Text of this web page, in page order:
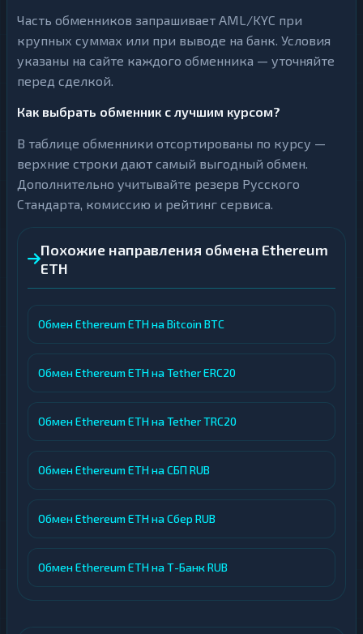
Часть обменников запрашивает AML/KYC при
крупных суммах или при выводе на банк. Условия
указаны на сайте каждого обменника — уточняйте
перед сделкой.
Как выбрать обменник с лучшим курсом?
В таблице обменники отсортированы по курсу —
верхние строки дают самый выгодный обмен.
Дополнительно учитывайте резерв Русского
Стандарта, комиссию и рейтинг сервиса.
Похожие направления обмена Ethereum
ETH
Обмен Ethereum ETH на Bitcoin BTC
Обмен Ethereum ETH на Tether ERC20
Обмен Ethereum ETH на Tether TRC20
Обмен Ethereum ETH на СБП RUB
Обмен Ethereum ETH на Сбер RUB
Обмен Ethereum ETH на Т-Банк RUB